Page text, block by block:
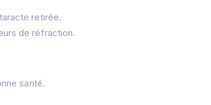
retirée.
de réfraction.
santé.